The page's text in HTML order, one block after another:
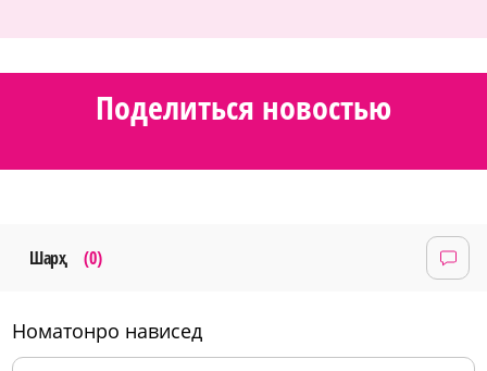
Поделиться новостью
Шарҳ (0)
номатонро нависед